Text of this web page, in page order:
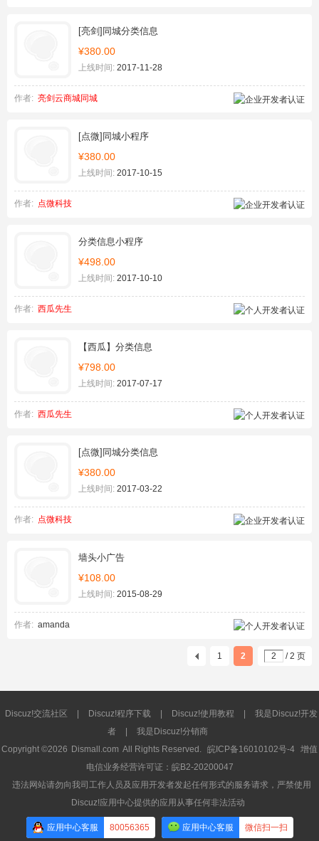
[亮剑]同城分类信息
¥380.00
上线时间: 2017-11-28
作者: 亮剑云商城同城
[点微]同城小程序
¥380.00
上线时间: 2017-10-15
作者: 点微科技
分类信息小程序
¥498.00
上线时间: 2017-10-10
作者: 西瓜先生
【西瓜】分类信息
¥798.00
上线时间: 2017-07-17
作者: 西瓜先生
[点微]同城分类信息
¥380.00
上线时间: 2017-03-22
作者: 点微科技
墙头小广告
¥108.00
上线时间: 2015-08-29
作者: amanda
1 2 / 2 页
Discuz!交流社区 Discuz!程序下载 Discuz!使用教程
我是Discuz!开发
者
我是Discuz!分销商
Copyright ©2026 Dismall.com All Rights Reserved. 皖ICP备16010102号-4 增值
电信业务经营许可证：皖B2-20200047
违法网站请勿向我司工作人员及应用开发者发起任何形式的服务请求，严禁使用
Discuz!应用中心提供的应用从事任何非法活动
应用中心客服 80056365 应用中心客服 微信扫一扫